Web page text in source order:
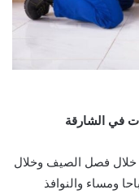
خلال فصل الصيف وخلال
ومساء والنوافذ